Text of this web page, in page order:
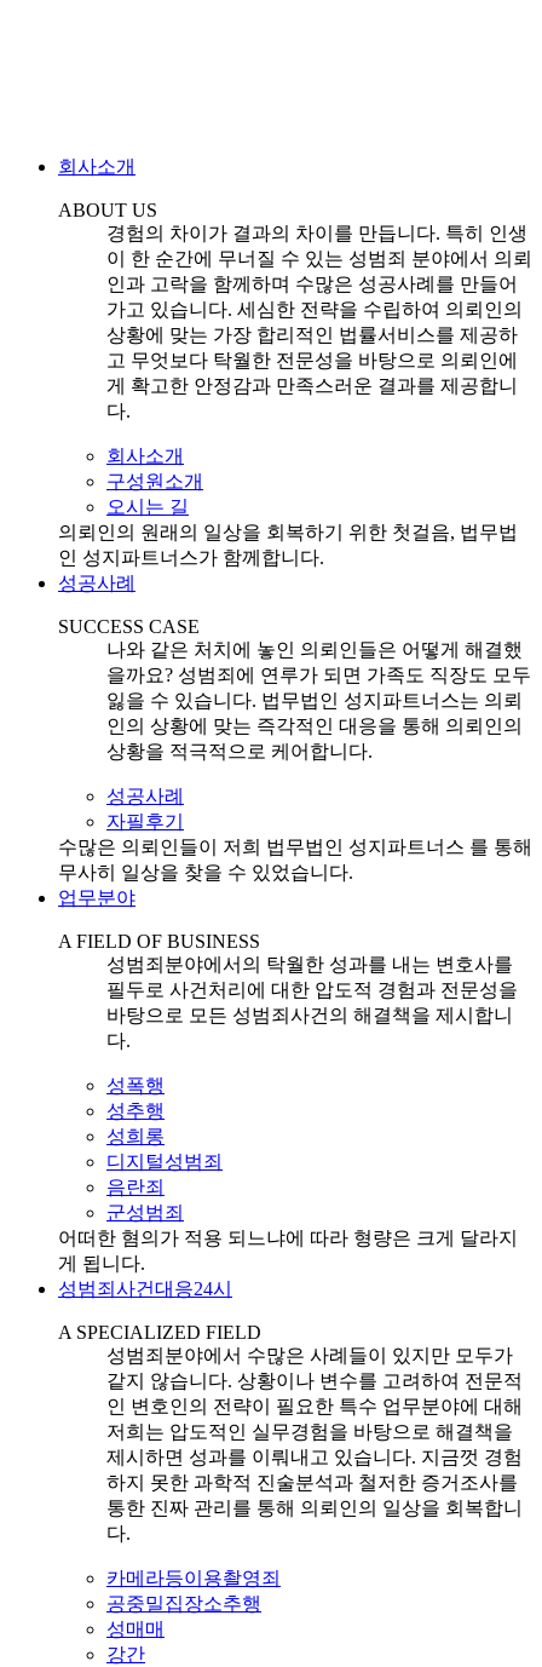
회사소개
ABOUT US
경험의 차이가 결과의 차이를 만듭니다. 특히 인생
이 한 순간에 무너질 수 있는 성범죄 분야에서 의뢰
인과 고락을 함께하며 수많은 성공사례를 만들어
가고 있습니다. 세심한 전략을 수립하여 의뢰인의
상황에 맞는 가장 합리적인 법률서비스를 제공하
고 무엇보다 탁월한 전문성을 바탕으로 의뢰인에
게 확고한 안정감과 만족스러운 결과를 제공합니
다.
회사소개
구성원소개
오시는 길
의뢰인의 원래의 일상을 회복하기 위한 첫걸음, 법무법
인 성지파트너스가 함께합니다.
성공사례
SUCCESS CASE
나와 같은 처치에 놓인 의뢰인들은 어떻게 해결했
을까요? 성범죄에 연루가 되면 가족도 직장도 모두
잃을 수 있습니다. 법무법인 성지파트너스는 의뢰
인의 상황에 맞는 즉각적인 대응을 통해 의뢰인의
상황을 적극적으로 케어합니다.
성공사례
자필후기
수많은 의뢰인들이 저희 법무법인 성지파트너스 를 통해
무사히 일상을 찾을 수 있었습니다.
업무분야
A FIELD OF BUSINESS
성범죄분야에서의 탁월한 성과를 내는 변호사를
필두로 사건처리에 대한 압도적 경험과 전문성을
바탕으로 모든 성범죄사건의 해결책을 제시합니
다.
성폭행
성추행
성희롱
디지털성범죄
음란죄
군성범죄
어떠한 혐의가 적용 되느냐에 따라 형량은 크게 달라지
게 됩니다.
성범죄사건대응24시
A SPECIALIZED FIELD
성범죄분야에서 수많은 사례들이 있지만 모두가
같지 않습니다. 상황이나 변수를 고려하여 전문적
인 변호인의 전략이 필요한 특수 업무분야에 대해
저희는 압도적인 실무경험을 바탕으로 해결책을
제시하면 성과를 이뤄내고 있습니다. 지금껏 경험
하지 못한 과학적 진술분석과 철저한 증거조사를
통한 진짜 관리를 통해 의뢰인의 일상을 회복합니
다.
카메라등이용촬영죄
공중밀집장소추행
성매매
강간